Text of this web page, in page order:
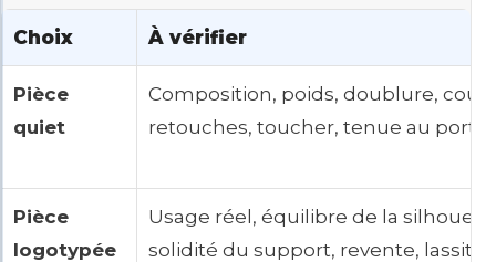
Choix À vérifier
Pièce
quiet
Composition, poids, doublure,
retouches, toucher, tenue au
Pièce
logotypée
Usage réel, équilibre de la
solidité du support, revente,